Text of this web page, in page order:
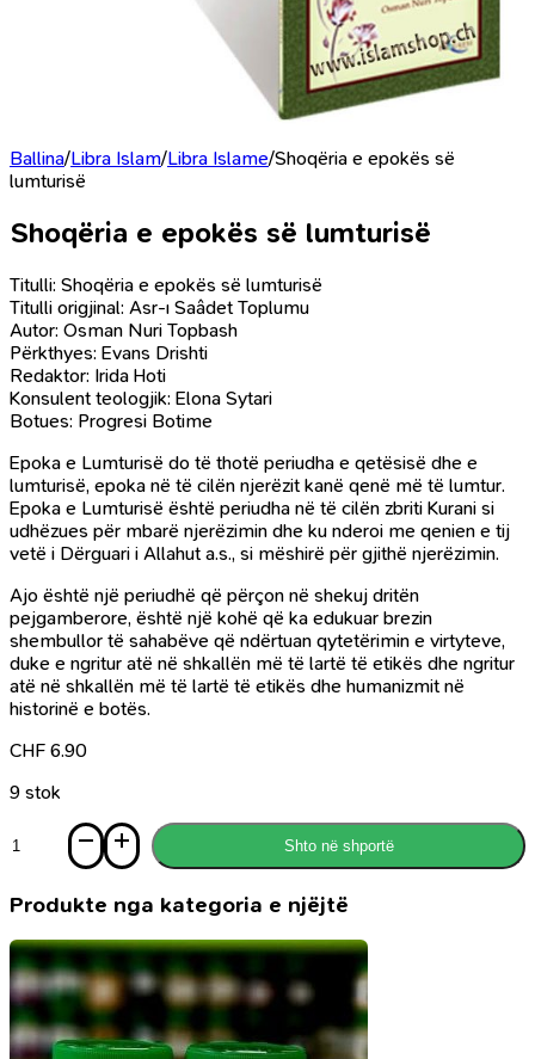
Ballina/Libra Islam/Libra Islame/Shoqëria e epokës së
lumturisë
Shoqëria e epokës së lumturisë
Titulli: Shoqëria e epokës së lumturisë
Titulli origjinal: Asr-ı Saâdet Toplumu
Autor: Osman Nuri Topbash
Përkthyes: Evans Drishti
Redaktor: Irida Hoti
Konsulent teologjik: Elona Sytari
Botues: Progresi Botime
Epoka e Lumturisë do të thotë periudha e qetësisë dhe e
lumturisë, epoka në të cilën njerëzit kanë qenë më të lumtur.
Epoka e Lumturisë është periudha në të cilën zbriti Kurani si
udhëzues për mbarë njerëzimin dhe ku nderoi me qenien e tij
vetë i Dërguari i Allahut a.s., si mëshirë për gjithë njerëzimin.
Ajo është një periudhë që përçon në shekuj dritën
pejgamberore, është një kohë që ka edukuar brezin
shembullor të sahabëve që ndërtuan qytetërimin e virtyteve,
duke e ngritur atë në shkallën më të lartë të etikës dhe ngritur
atë në shkallën më të lartë të etikës dhe humanizmit në
historinë e botës.
CHF 6.90
9 stok
Shoqëria
epokës
lumturisë
Shto në shportë
Produkte nga kategoria e njëjtë